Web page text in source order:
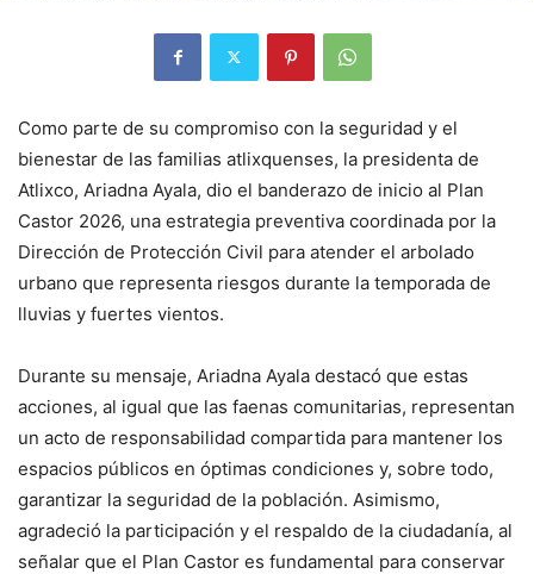
Como parte de su compromiso con la seguridad y el
bienestar de las familias atlixquenses, la presidenta de
Atlixco, Ariadna Ayala, dio el banderazo de inicio al Plan
Castor 2026, una estrategia preventiva coordinada por la
Dirección de Protección Civil para atender el arbolado
urbano que representa riesgos durante la temporada de
lluvias y fuertes vientos.
Durante su mensaje, Ariadna Ayala destacó que estas
acciones, al igual que las faenas comunitarias, representan
un acto de responsabilidad compartida para mantener los
espacios públicos en óptimas condiciones y, sobre todo,
garantizar la seguridad de la población. Asimismo,
agradeció la participación y el respaldo de la ciudadanía, al
señalar que el Plan Castor es fundamental para conservar